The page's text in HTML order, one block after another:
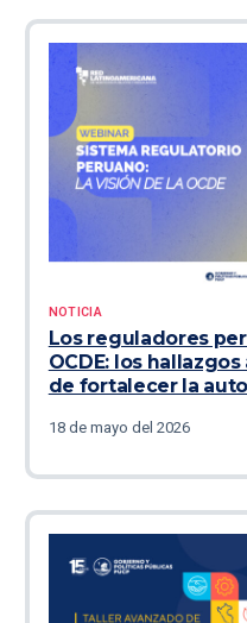
NOTICIA
Los reguladores
OCDE: los
de fortalecer la
18 de mayo del 2026